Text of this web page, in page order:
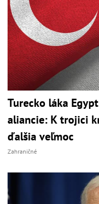
Turecko láka
aliancie: K trojici
ďalšia veľmoc
Zahraničné